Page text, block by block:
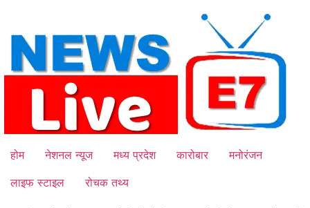
content
होम नेशनल न्यूज मध्य प्रदेश कारोबार
मनोरंजन
लाइफ स्टाइल
रोचक तथ्य